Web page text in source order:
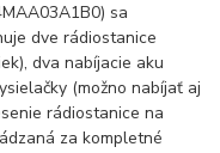
sa
dve rádiostanice
dva nabíjacie aku
(možno nabíjať aj
rádiostanice na
za kompletné